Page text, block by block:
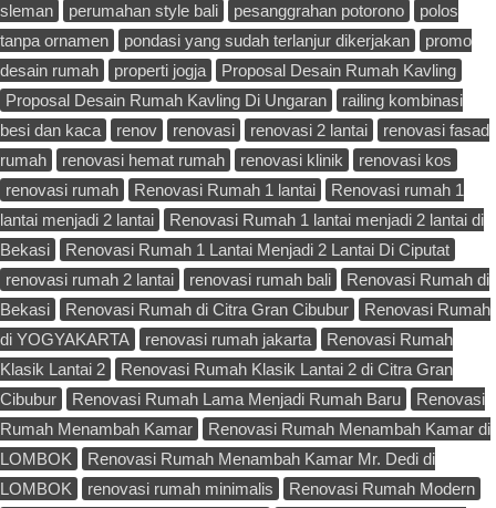
sleman
perumahan style bali pesanggrahan potorono
polos
tanpa ornamen
pondasi yang sudah terlanjur dikerjakan
promo
desain rumah
properti jogja
Proposal Desain Rumah Kavling
Proposal Desain Rumah Kavling Di Ungaran
railing kombinasi
besi dan kaca
renov renovasi renovasi 2 lantai
renovasi fasad
rumah
renovasi hemat rumah renovasi klinik
renovasi kos
renovasi rumah
Renovasi Rumah 1 lantai
Renovasi rumah 1
lantai menjadi 2 lantai
Renovasi Rumah 1 lantai menjadi 2 lantai di
Bekasi
Renovasi Rumah 1 Lantai Menjadi 2 Lantai Di Ciputat
renovasi rumah 2 lantai
renovasi rumah bali
Renovasi Rumah di
Bekasi
Renovasi Rumah di Citra Gran Cibubur
Renovasi Rumah
di YOGYAKARTA
renovasi rumah jakarta
Renovasi Rumah
Klasik Lantai 2
Renovasi Rumah Klasik Lantai 2 di Citra Gran
Cibubur
Renovasi Rumah Lama Menjadi Rumah Baru
Renovasi
Rumah Menambah Kamar
Renovasi Rumah Menambah Kamar di
LOMBOK
Renovasi Rumah Menambah Kamar Mr. Dedi di
LOMBOK
renovasi rumah minimalis
Renovasi Rumah Modern